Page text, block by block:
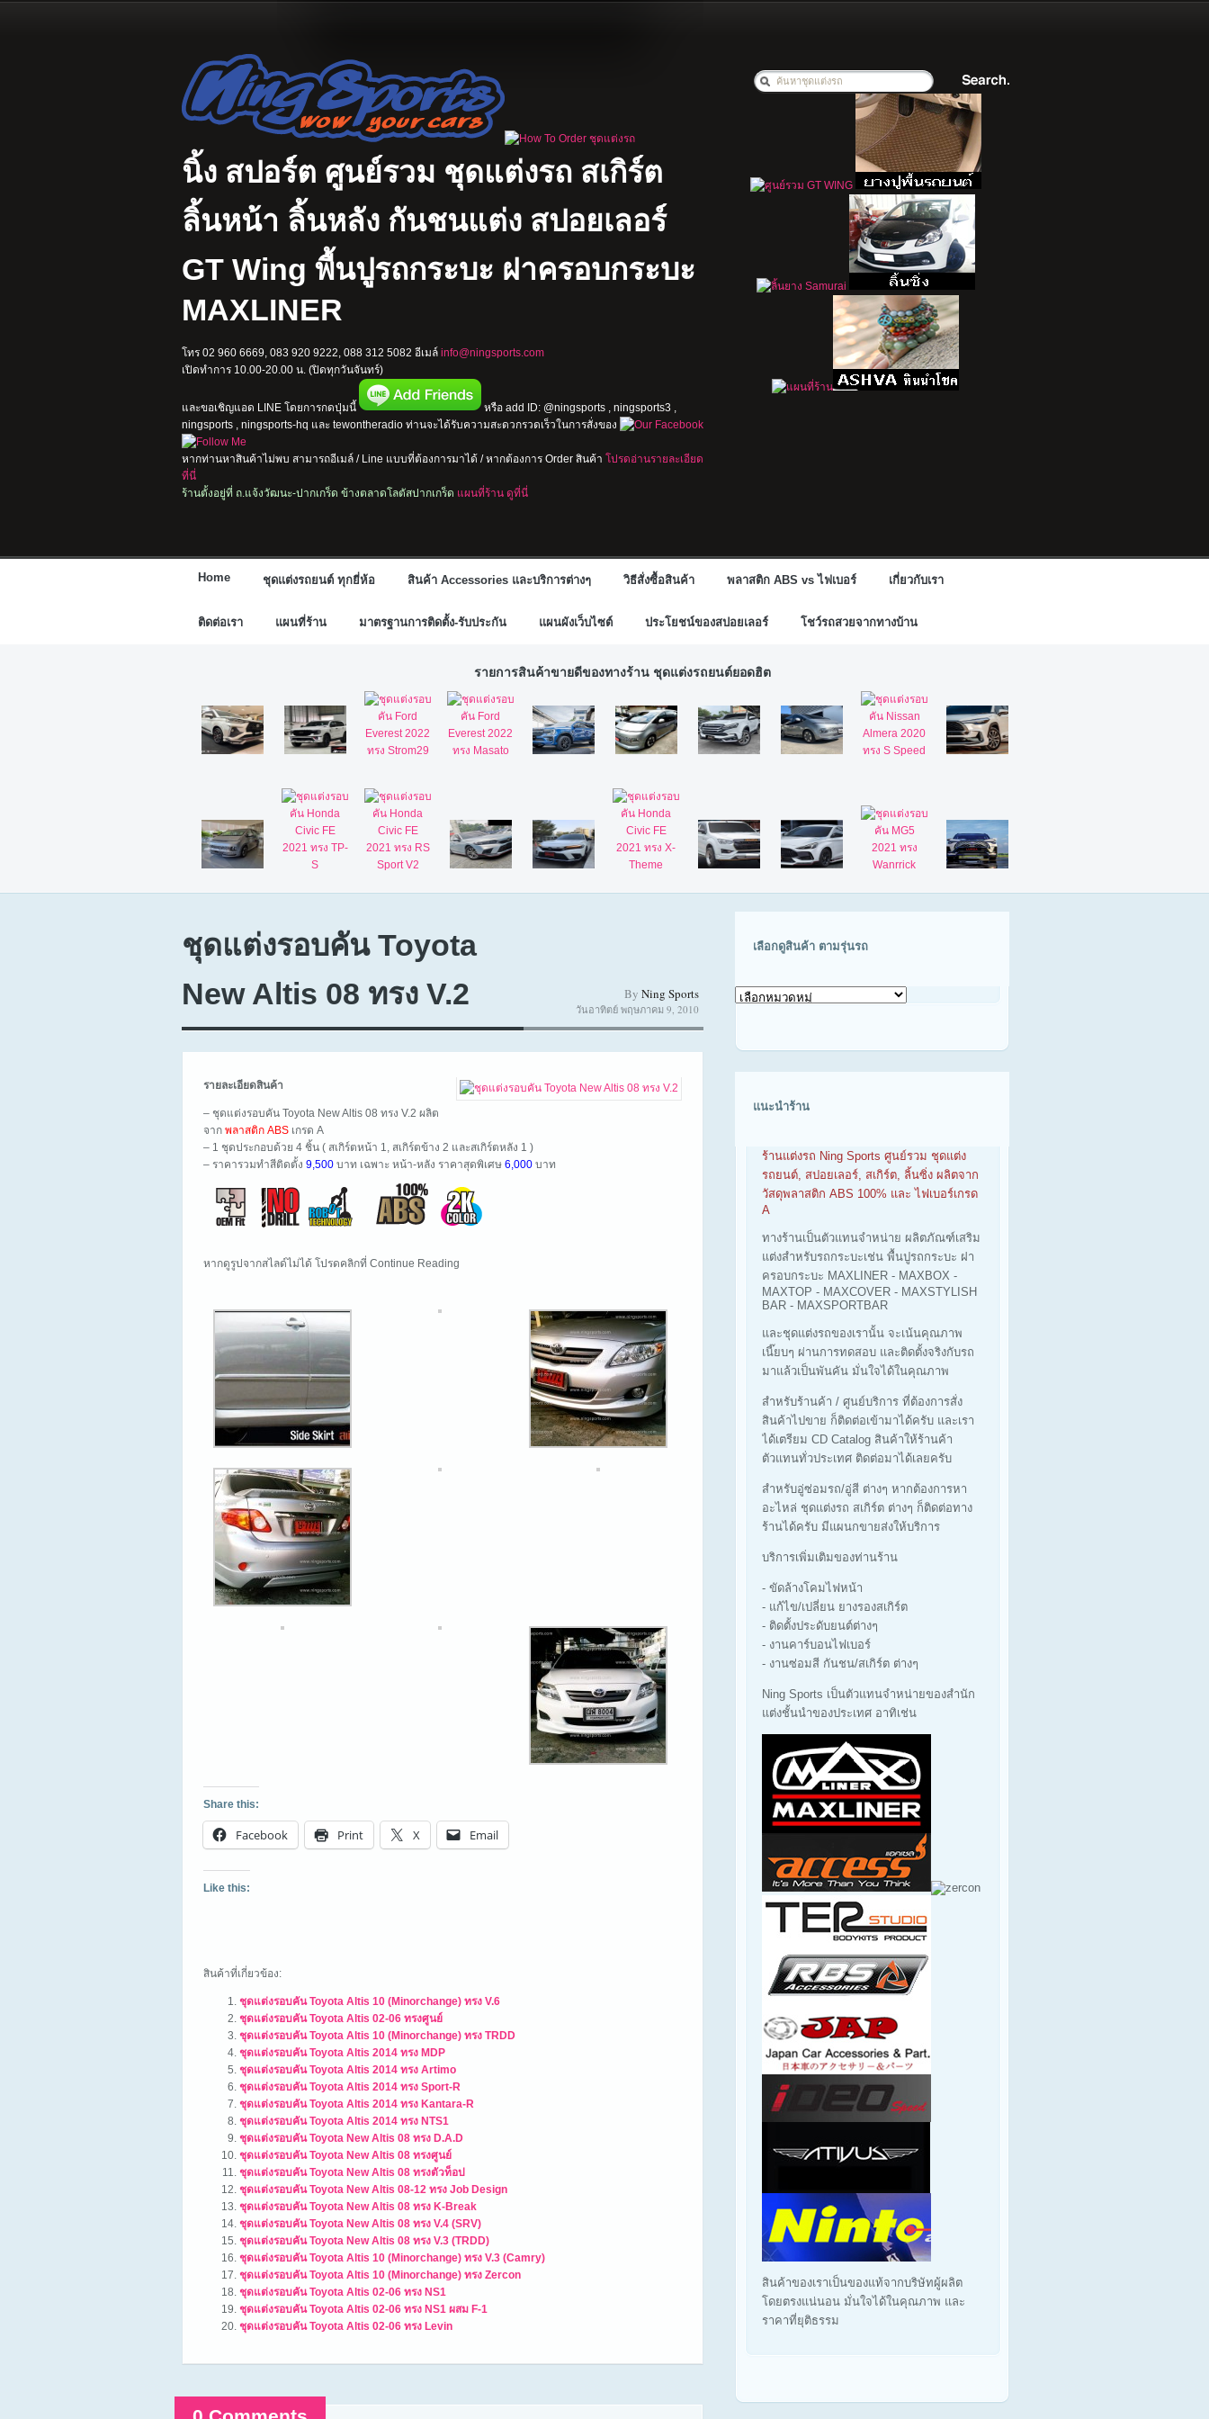
นิ้ง สปอร์ต ศูนย์รวม ชุดแต่งรถ สเกิร์ต
ลิ้นหน้า ลิ้นหลัง กันชนแต่ง สปอยเลอร์
GT Wing พื้นปูรถกระบะ ฝาครอบกระบะ
MAXLINER
โทร 02 960 6669, 083 920 9222, 088 312 5082 อีเมล์ info@ningsports.com
เปิดทำการ 10.00-20.00 น. (ปิดทุกวันจันทร์)
และขอเชิญแอด LINE โดยการกดปุ่มนี้
หรือ add ID: @ningsports , ningsports3 ,
ningsports , ningsports-hq และ tewontheradio ท่านจะได้รับความสะดวกรวดเร็วในการสั่งของ
หากท่านหาสินค้าไม่พบ สามารถอีเมล์ / Line แบบที่ต้องการมาได้ / หากต้องการ Order สินค้า โปรดอ่านรายละเอียด
ที่นี่
ร้านตั้งอยู่ที่ ถ.แจ้งวัฒนะ-ปากเกร็ด ข้างตลาดโลตัสปากเกร็ด แผนที่ร้าน ดูที่นี่
Home ชุดแต่งรถยนต์ ทุกยี่ห้อ สินค้า Accessories และบริการต่างๆ วิธีสั่งซื้อสินค้า พลาสติก ABS vs ไฟเบอร์ เกี่ยวกับเรา
ติดต่อเรา แผนที่ร้าน มาตรฐานการติดตั้ง-รับประกัน แผนผังเว็บไซต์ ประโยชน์ของสปอยเลอร์ โชว์รถสวยจากทางบ้าน
รายการสินค้าขายดีของทางร้าน ชุดแต่งรถยนต์ยอดฮิต
ชุดแต่งรอบคัน Toyota
New Altis 08 ทรง V.2
By Ning Sports
วันอาทิตย์ พฤษภาคม 9, 2010
รายละเอียดสินค้า
– ชุดแต่งรอบคัน Toyota New Altis 08 ทรง V.2 ผลิต
จาก พลาสติก ABS เกรด A
– 1 ชุดประกอบด้วย 4 ชิ้น ( สเกิร์ตหน้า 1, สเกิร์ตข้าง 2 และสเกิร์ตหลัง 1 )
– ราคารวมทำสีติดตั้ง 9,500 บาท เฉพาะ หน้า-หลัง ราคาสุดพิเศษ 6,000 บาท
หากดูรูปจากสไลด์ไม่ได้ โปรดคลิกที่ Continue Reading
Share this:
Facebook Print X Email
Like this:
สินค้าที่เกี่ยวข้อง:
ชุดแต่งรอบคัน Toyota Altis 10 (Minorchange) ทรง V.6
ชุดแต่งรอบคัน Toyota Altis 02-06 ทรงศูนย์
ชุดแต่งรอบคัน Toyota Altis 10 (Minorchange) ทรง TRDD
ชุดแต่งรอบคัน Toyota Altis 2014 ทรง MDP
ชุดแต่งรอบคัน Toyota Altis 2014 ทรง Artimo
ชุดแต่งรอบคัน Toyota Altis 2014 ทรง Sport-R
ชุดแต่งรอบคัน Toyota Altis 2014 ทรง Kantara-R
ชุดแต่งรอบคัน Toyota Altis 2014 ทรง NTS1
ชุดแต่งรอบคัน Toyota New Altis 08 ทรง D.A.D
ชุดแต่งรอบคัน Toyota New Altis 08 ทรงศูนย์
ชุดแต่งรอบคัน Toyota New Altis 08 ทรงตัวท็อป
ชุดแต่งรอบคัน Toyota New Altis 08-12 ทรง Job Design
ชุดแต่งรอบคัน Toyota New Altis 08 ทรง K-Break
ชุดแต่งรอบคัน Toyota New Altis 08 ทรง V.4 (SRV)
ชุดแต่งรอบคัน Toyota New Altis 08 ทรง V.3 (TRDD)
ชุดแต่งรอบคัน Toyota Altis 10 (Minorchange) ทรง V.3 (Camry)
ชุดแต่งรอบคัน Toyota Altis 10 (Minorchange) ทรง Zercon
ชุดแต่งรอบคัน Toyota Altis 02-06 ทรง NS1
ชุดแต่งรอบคัน Toyota Altis 02-06 ทรง NS1 ผสม F-1
ชุดแต่งรอบคัน Toyota Altis 02-06 ทรง Levin
เลือกดูสินค้า ตามรุ่นรถ
เลือก
แนะนำร้าน
ร้านแต่งรถ Ning Sports ศูนย์รวม ชุดแต่ง
รถยนต์, สปอยเลอร์, สเกิร์ต, ลิ้นซิ่ง ผลิตจาก
วัสดุพลาสติก ABS 100% และ ไฟเบอร์เกรด
A
ทางร้านเป็นตัวแทนจำหน่าย ผลิตภัณฑ์เสริม
แต่งสำหรับรถกระบะเช่น พื้นปูรถกระบะ ฝา
ครอบกระบะ MAXLINER - MAXBOX -
MAXTOP - MAXCOVER - MAXSTYLISH
BAR - MAXSPORTBAR
และชุดแต่งรถของเรานั้น จะเน้นคุณภาพ
เนี๊ยบๆ ผ่านการทดสอบ และติดตั้งจริงกับรถ
มาแล้วเป็นพันคัน มั่นใจได้ในคุณภาพ
สำหรับร้านค้า / ศูนย์บริการ ที่ต้องการสั่ง
สินค้าไปขาย ก็ติดต่อเข้ามาได้ครับ และเรา
ได้เตรียม CD Catalog สินค้าให้ร้านค้า
ตัวแทนทั่วประเทศ ติดต่อมาได้เลยครับ
สำหรับอู่ซ่อมรถ/อู่สี ต่างๆ หากต้องการหา
อะไหล่ ชุดแต่งรถ สเกิร์ต ต่างๆ ก็ติดต่อทาง
ร้านได้ครับ มีแผนกขายส่งให้บริการ
บริการเพิ่มเติมของท่านร้าน
- ขัดล้างโคมไฟหน้า
- แก้ไข/เปลี่ยน ยางรองสเกิร์ต
- ติดตั้งประดับยนต์ต่างๆ
- งานคาร์บอนไฟเบอร์
- งานซ่อมสี กันชน/สเกิร์ต ต่างๆ
Ning Sports เป็นตัวแทนจำหน่ายของสำนัก
แต่งชั้นนำของประเทศ อาทิเช่น
สินค้าของเราเป็นของแท้จากบริษัทผู้ผลิต
โดยตรงแน่นอน มั่นใจได้ในคุณภาพ และ
ราคาที่ยุติธรรม